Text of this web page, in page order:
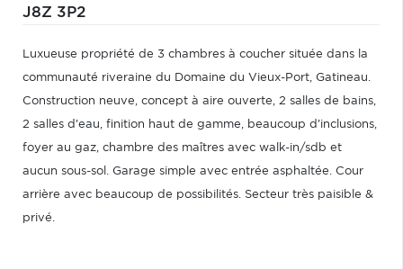
J8Z 3P2
Luxueuse propriété de 3 chambres à coucher située dans la
communauté riveraine du Domaine du Vieux-Port, Gatineau.
Construction neuve, concept à aire ouverte, 2 salles de bains,
2 salles d'eau, finition haut de gamme, beaucoup d'inclusions,
foyer au gaz, chambre des maîtres avec walk-in/sdb et
aucun sous-sol. Garage simple avec entrée asphaltée. Cour
arrière avec beaucoup de possibilités. Secteur très paisible &
privé.